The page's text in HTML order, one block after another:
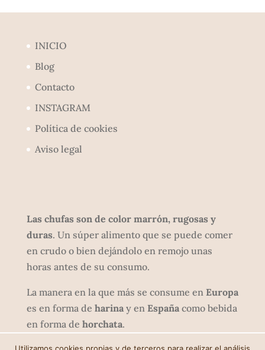
INICIO
Blog
Contacto
INSTAGRAM
Política de cookies
Aviso legal
Las chufas son de color marrón, rugosas y
duras. Un súper alimento que se puede comer
en crudo o bien dejándolo en remojo unas
horas antes de su consumo.
La manera en la que más se consume en Europa
es en forma de harinay en Españacomo bebida
en forma de horchata.